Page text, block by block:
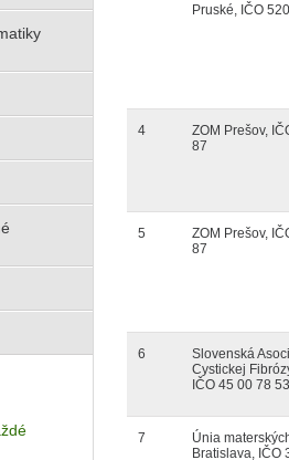
Pruské, IČO
4
ZOM Prešov,
87
5
ZOM Prešov,
87
6
Slovenská
Cystickej
IČO 45 00 78 53
7
Únia
Bratislava, IČO